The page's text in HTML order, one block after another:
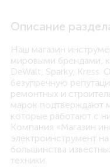
Описание
Наш магазин
мировыми брендами,
DeWalt, Sparky, Kress.
безупречную
ремонтных и
марок подтверждают
которые работают с
Компания «Магазин
электроинструмент
большинства
техники.